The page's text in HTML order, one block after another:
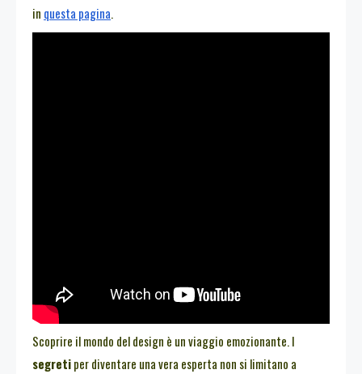
in questa pagina.
Scoprire il mondo del design è un viaggio emozionante. I
segretiper diventare una vera esperta non si limitano a